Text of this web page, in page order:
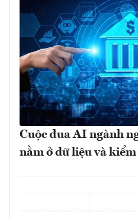
Cuộc đua AI ngành
nằm ở dữ liệu và